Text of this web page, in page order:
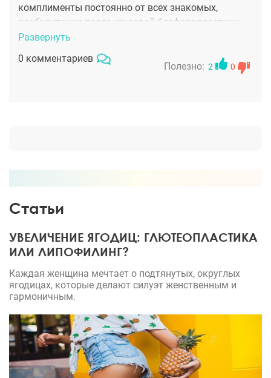
комплименты постоянно от всех знакомых,
реабилитация после круговой блефаропластики
быстрая, на 10 день я уже вышла на работу.
Развернуть
0 комментариев
Полезно: 2 0
Статьи
УВЕЛИЧЕНИЕ ЯГОДИЦ: ГЛЮТЕОПЛАСТИКА
ИЛИ ЛИПОФИЛИНГ?
Каждая женщина мечтает о подтянутых, округлых
ягодицах, которые делают силуэт женственным и
гармоничным.